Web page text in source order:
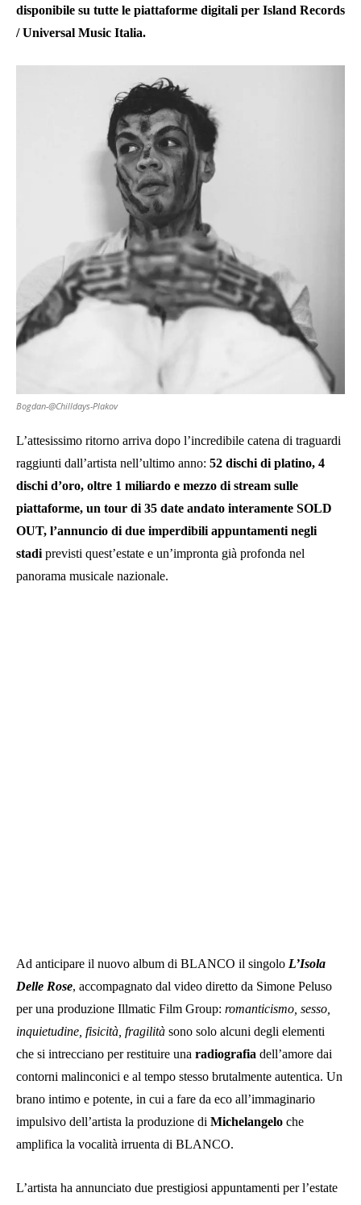
disponibile su tutte le piattaforme digitali per Island Records
/ Universal Music Italia.
Bogdan-@Chilldays-Plakov
L’attesissimo ritorno arriva dopo l’incredibile catena di traguardi
raggiunti dall’artista nell’ultimo anno: 52 dischi di platino, 4
dischi d’oro, oltre 1 miliardo e mezzo di stream sulle
piattaforme, un tour di 35 date andato interamente SOLD
OUT, l’annuncio di due imperdibili appuntamenti negli
stadi previsti quest’estate e un’impronta già profonda nel
panorama musicale nazionale.
Ad anticipare il nuovo album di BLANCO il singolo L’Isola
Delle Rose, accompagnato dal video diretto da Simone Peluso
per una produzione Illmatic Film Group: romanticismo, sesso,
inquietudine, fisicità, fragilità sono solo alcuni degli elementi
che si intrecciano per restituire una radiografia dell’amore dai
contorni malinconici e al tempo stesso brutalmente autentica. Un
brano intimo e potente, in cui a fare da eco all’immaginario
impulsivo dell’artista la produzione di Michelangelo che
amplifica la vocalità irruenta di BLANCO.
L’artista ha annunciato due prestigiosi appuntamenti per l’estate